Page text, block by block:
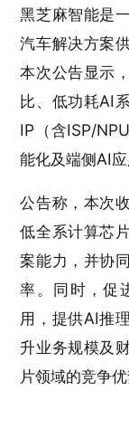
黑芝麻智能是
汽车解决方案
本次公告显示
比、低功耗AI
IP（含ISP/
能化及端侧AI应
公告称，本次
低全系计算芯
案能力，并协
率。同时，促
用，提供AI推
升业务规模及
片领域的竞争优